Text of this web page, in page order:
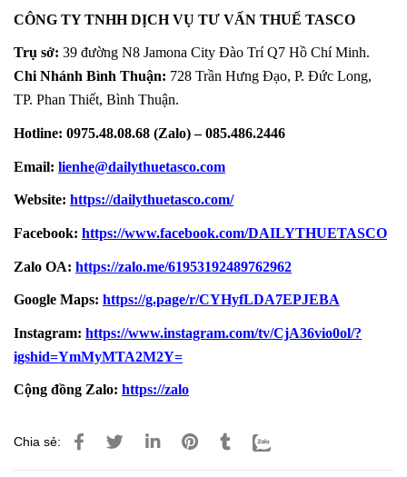
CÔNG TY TNHH DỊCH VỤ TƯ VẤN THUẾ TASCO
Trụ sở: 39 đường N8 Jamona City Đào Trí Q7 Hồ Chí Minh.
Chi Nhánh Bình Thuận: 728 Trần Hưng Đạo, P. Đức Long,
TP. Phan Thiết, Bình Thuận.
Hotline: 0975.48.08.68 (Zalo) – 085.486.2446
Email: lienhe@dailythuetasco.com
Website: https://dailythuetasco.com/
Facebook: https://www.facebook.com/DAILYTHUETASCO
Zalo OA: https://zalo.me/61953192489762962
Google Maps: https://g.page/r/CYHyfLDA7EPJEBA
Instagram: https://www.instagram.com/tv/CjA36vio0ol/?
igshid=YmMyMTA2M2Y=
Cộng đồng Zalo: https://zalo
Chia sẻ: